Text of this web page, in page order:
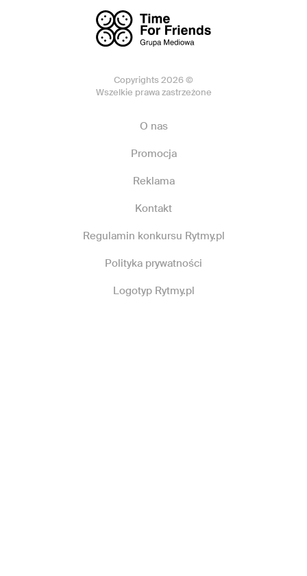
Copyrights 2026 ©
Wszelkie prawa zastrzeżone
O nas
Promocja
Reklama
Kontakt
Regulamin konkursu Rytmy.pl
Polityka prywatności
Logotyp Rytmy.pl